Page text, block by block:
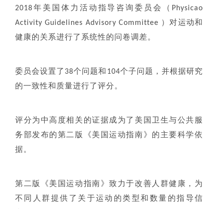
2018年美国体力活动指导咨询委员会（Physicao
Activity Guidelines Advisory Committee ）对运动和
健康的关系进行了系统性的问卷调差。
委员会设置了38个问题和104个子问题，并根据研究
的一致性和质量进行了评分。
评分为中高度相关的证据成为了美国卫生与公共服
务部发布的第二版《美国运动指南》的主要科学依
据。
第二版《美国运动指南》致力于改善人群健康，为
不同人群提供了关于运动的类型和数量的指导信